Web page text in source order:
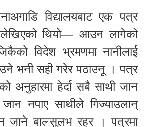
विद्यालयबाट एक पत्र
थियो— आउन लागेको
विदेश भ्रमणमा नानीलाई
भनी सही गरेर पठाउनू । पत्र
अनुहारमा हेर्दा सबै साथी जान
नपाए साथीले गिज्याउलान्
जाने बालसुलभ रहर । पत्रमा